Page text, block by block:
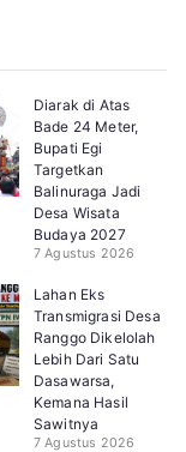
Diarak di Atas
Bade 24 Meter,
Bupati Egi
Targetkan
Balinuraga Jadi
Desa Wisata
Budaya 2027
7 Agustus 2026
Lahan Eks
Transmigrasi Desa
Ranggo Dikelolah
Lebih Dari Satu
Dasawarsa,
Kemana Hasil
Sawitnya
7 Agustus 2026